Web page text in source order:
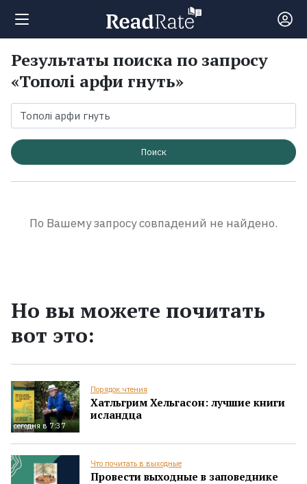
Поиск
Новости
Рейтинги
Результаты поиска по запросу
«Тополі арфи гнуть»
Поиск
По Вашему запросу совпадений не найдено.
Но вы можете почитать
вот это:
сегодня в 7:37
Порядок чтения
Хатльгрим Хельгасон: лучшие книги
исландца
Что почитать в выходные
Провести выходные в заповеднике